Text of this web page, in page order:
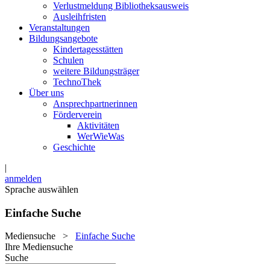
Verlustmeldung Bibliotheksausweis
Ausleihfristen
Veranstaltungen
Bildungsangebote
Kindertagesstätten
Schulen
weitere Bildungsträger
TechnoThek
Über uns
Ansprechpartnerinnen
Förderverein
Aktivitäten
WerWieWas
Geschichte
|
anmelden
Sprache auswählen
Einfache Suche
Mediensuche > Einfache Suche
Ihre Mediensuche
Suche